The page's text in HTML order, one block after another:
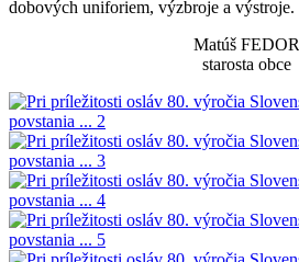
dobových uniforiem, výzbroje a výstroje.
Matúš FEDOR
starosta obce